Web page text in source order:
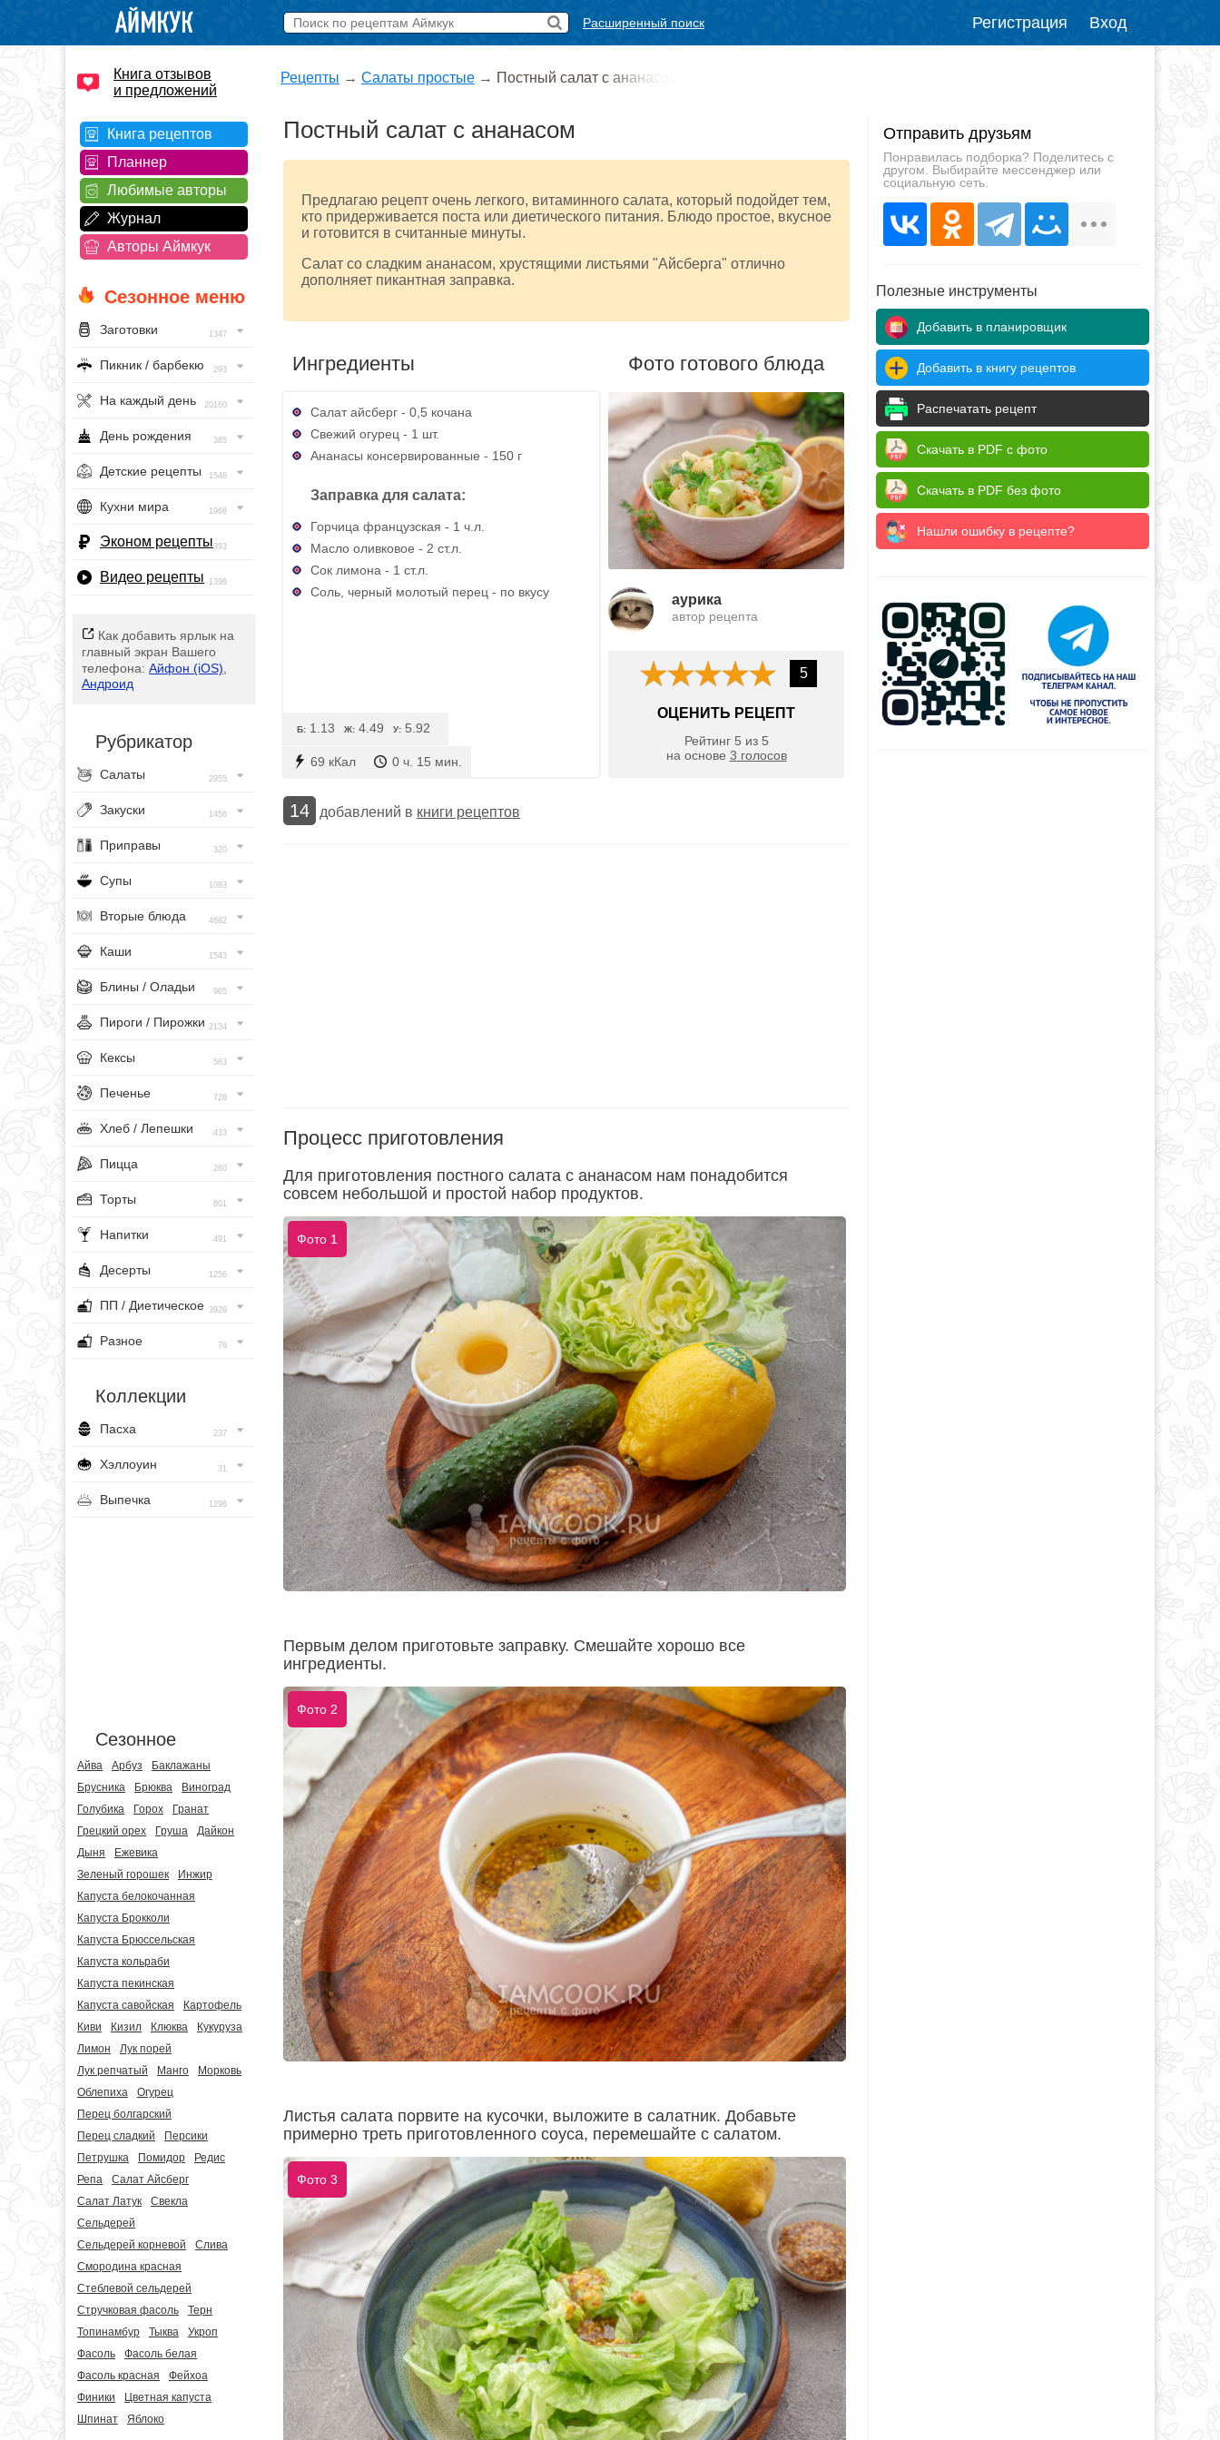
Расширенный поиск Регистрация Вход
Книга отзывов
и предложений
Книга рецептов
Планнер
Любимые авторы
Журнал
Авторы Аймкук
Сезонное меню
Заготовки 1347
Пикник / барбекю 293
На каждый день 20160
День рождения 385
Детские рецепты 1548
Кухни мира 1968
Эконом рецепты393
Видео рецепты 1396
Как добавить ярлык на
главный экран Вашего
телефона: Айфон (iOS)
Андроид
Рубрикатор
Салаты 2955
Закуски 1456
Приправы 320
Супы 1083
Вторые блюда 4682
Каши 1543
Блины / Оладьи 965
Пироги / Пирожки 2134
Кексы 563
Печенье 728
Хлеб / Лепешки 433
Пицца 260
Торты 801
Напитки 491
Десерты 1256
ПП / Диетическое 3929
Разное 76
Коллекции
Пасха 237
Хэллоуин 31
Выпечка 1296
Сезонное
Айва Арбуз
Баклажаны
Брусника
Брюква
Виноград
Голубика
Горох
Гранат
Грецкий орех
Груша
Дайкон
Дыня
Ежевика
Зеленый горошек
Инжир
Капуста белокочанная
Капуста Брокколи
Капуста Брюссельская
Капуста кольраби
Капуста пекинская
Капуста савойская
Картофель
Киви
Кизил Клюква
Кукуруза
Лимон
Лук порей
Лук репчатый
Манго
Морковь
Облепиха
Огурец
Перец болгарский
Перец сладкий
Персики
Петрушка
Помидор
Редис
Репа
Салат Айсберг
Салат Латук
Свекла
Сельдерей
Сельдерей корневой
Слива
Смородина красная
Стеблевой сельдерей
Стручковая фасоль
Терн
Топинамбур
Тыква
Укроп
Фасоль
Фасоль белая
Фасоль красная
Фейхоа
Финики
Цветная капуста
Шпинат
Яблоко
Рецепты → Салаты простые → Постный салат с ананасом
Постный салат с ананасом
Предлагаю рецепт очень легкого, витаминного салата, который подойдет тем,
кто придерживается поста или диетического питания. Блюдо простое, вкусное
и готовится в считанные минуты.
Салат со сладким ананасом, хрустящими листьями "Айсберга" отлично
дополняет пикантная заправка.
Ингредиенты
Салат айсберг - 0,5 кочана
Свежий огурец - 1 шт.
Ананасы консервированные - 150 г
Заправка для салата:
Горчица французская - 1 ч.л.
Масло оливковое - 2 ст.л.
Сок лимона - 1 ст.л.
Соль, черный молотый перец - по вкусу
69 кКал 0 ч. 15 мин.
Б: 1.13 Ж: 4.49 У: 5.92
Фото готового блюда
aурика
автор рецепта
5
ОЦЕНИТЬ РЕЦЕПТ
Рейтинг 5 из 5
на основе 3 голосов
14 добавлений в книги рецептов
Процесс приготовления
Для приготовления постного салата с ананасом нам понадобится
совсем небольшой и простой набор продуктов.
Фото 1
Первым делом приготовьте заправку. Смешайте хорошо все
ингредиенты.
Фото 2
Листья салата порвите на кусочки, выложите в салатник. Добавьте
примерно треть приготовленного соуса, перемешайте с салатом.
Фото 3
Отправить друзьям
Понравилась подборка? Поделитесь с
другом. Выбирайте мессенджер или
социальную сеть.
Полезные инструменты
Добавить в планировщик
Добавить в книгу рецептов
Распечатать рецепт
Скачать в PDF с фото
Скачать в PDF без фото
Нашли ошибку в рецепте?